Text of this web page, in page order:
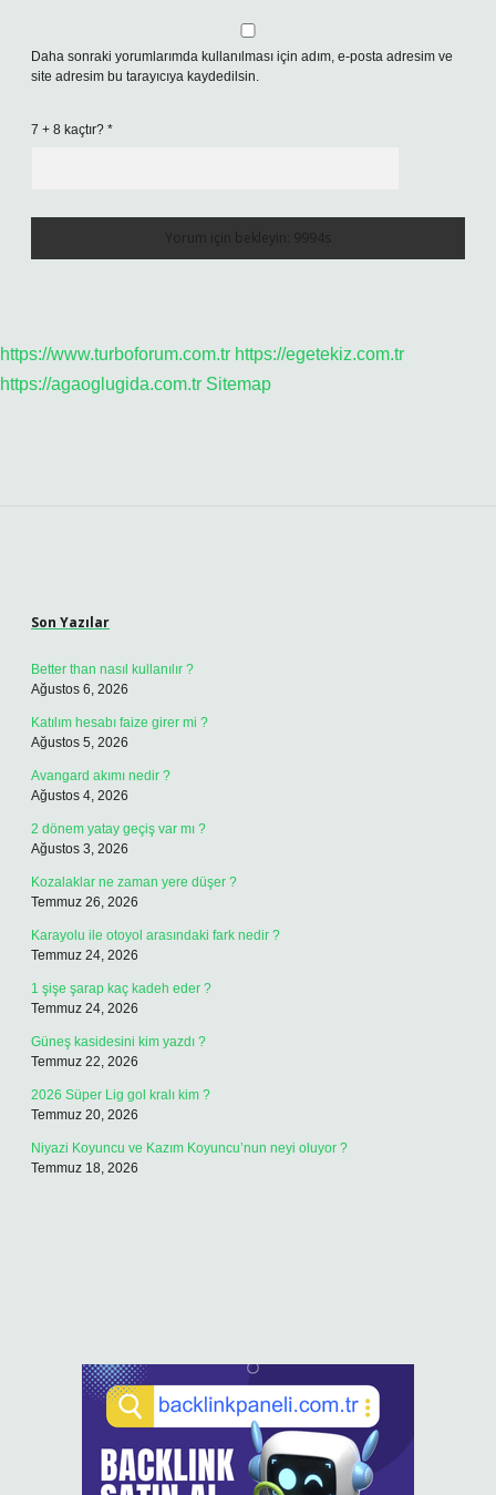
Daha sonraki yorumlarımda kullanılması için adım, e-posta adresim ve
site adresim bu tarayıcıya kaydedilsin.
7 + 8 kaçtır? *
https://www.turboforum.com.tr https://egetekiz.com.tr
https://agaoglugida.com.tr Sitemap
Son Yazılar
Better than nasıl kullanılır ?
Ağustos 6, 2026
Katılım hesabı faize girer mi ?
Ağustos 5, 2026
Avangard akımı nedir ?
Ağustos 4, 2026
2 dönem yatay geçiş var mı ?
Ağustos 3, 2026
Kozalaklar ne zaman yere düşer ?
Temmuz 26, 2026
Karayolu ile otoyol arasındaki fark nedir ?
Temmuz 24, 2026
1 şişe şarap kaç kadeh eder ?
Temmuz 24, 2026
Güneş kasidesini kim yazdı ?
Temmuz 22, 2026
2026 Süper Lig gol kralı kim ?
Temmuz 20, 2026
Niyazi Koyuncu ve Kazım Koyuncu’nun neyi oluyor ?
Temmuz 18, 2026